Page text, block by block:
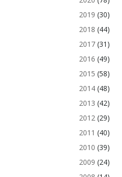
2019 (30)
2018 (44)
2017 (31)
2016 (49)
2015 (58)
2014 (48)
2013 (42)
2012 (29)
2011 (40)
2010 (39)
2009 (24)